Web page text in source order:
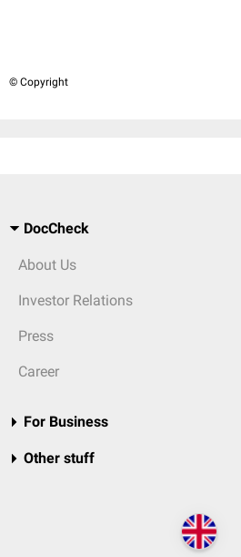
© Copyright
DocCheck
About Us
Investor Relations
Press
Career
For Business
Other stuff